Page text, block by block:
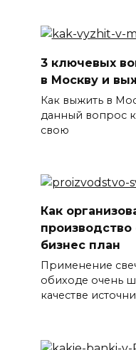
3 ключевых
в Москву и
Как выжить в
данный вопрос
свою
Как
бизнес план
Применение
обиходе очень
качестве